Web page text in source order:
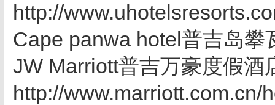
http://
Cape panwa hotel普吉岛
JW Marriott普吉万豪度假酒
http://www.marriott.com.cn/